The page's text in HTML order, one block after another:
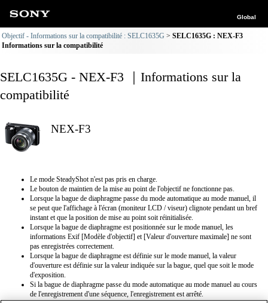
Global
Objectif - Informations sur la compatibilité : SELC1635G
SELC1635G : NEX-F3
Informations sur la compatibilité
SELC1635G - NEX-F3 ｜Informations sur la
compatibilité
NEX-F3
Le mode SteadyShot n'est pas pris en charge.
Le bouton de maintien de la mise au point de l'objectif ne fonctionne pas.
Lorsque la bague de diaphragme passe du mode automatique au mode manuel, il
se peut que l'affichage à l'écran (moniteur LCD / viseur) clignote pendant un bref
instant et que la position de mise au point soit réinitialisée.
Lorsque la bague de diaphragme est positionnée sur le mode manuel, les
informations Exif [Modèle d'objectif] et [Valeur d'ouverture maximale] ne sont
pas enregistrées correctement.
Lorsque la bague de diaphragme est définie sur le mode manuel, la valeur
d'ouverture est définie sur la valeur indiquée sur la bague, quel que soit le mode
d'exposition.
Si la bague de diaphragme passe du mode automatique au mode manuel au cours
de l'enregistrement d'une séquence, l'enregistrement est arrêté.